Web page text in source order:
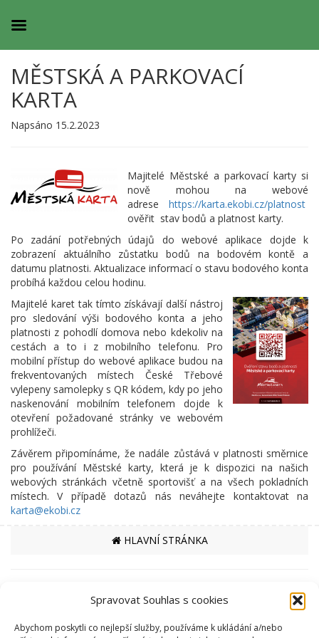
Spravovat Souhlas s cookies
Abychom poskytli co nejlepší služby, používáme k ukládání a/nebo
MĚSTSKÁ A PARKOVACÍ
KARTA
Napsáno 15.2.2023
Majitelé Městské a parkovací karty si
nově mohou na webové
adrese https://karta.ekobi.cz/platnost
ověřit stav bodů a platnost karty.
Po zadání potřebných údajů do webové aplikace dojde k
zobrazení aktuálního zůstatku bodů na bodovém kontě a
datumu platnosti. Aktualizace informací o stavu bodového konta
probíhá každou celou hodinu.
Majitelé karet tak tímto získávají další nástroj
pro sledování výši bodového konta a jeho
platnosti z pohodlí domova nebo kdekoliv na
cestách a to i z mobilního telefonu. Pro
mobilní přístup do webové aplikace budou na
frekventovaných místech České Třebové
vylepeny samolepky s QR kódem, kdy po jeho
naskenování mobilním telefonem dojde k
otevření požadované stránky ve webovém
prohlížeči.
Závěrem připomínáme, že nadále zůstává v platnosti směrnice
pro používání Městské karty, která je k dispozici na našich
webových stránkách včetně sportovišť a na všech pokladních
místech. V případě dotazů nás neváhejte kontaktovat na
karta@ekobi.cz
HLAVNÍ STRÁNKA